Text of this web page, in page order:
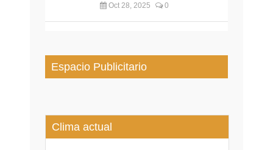
Oct 28, 2025 0
Espacio Publicitario
Clima actual